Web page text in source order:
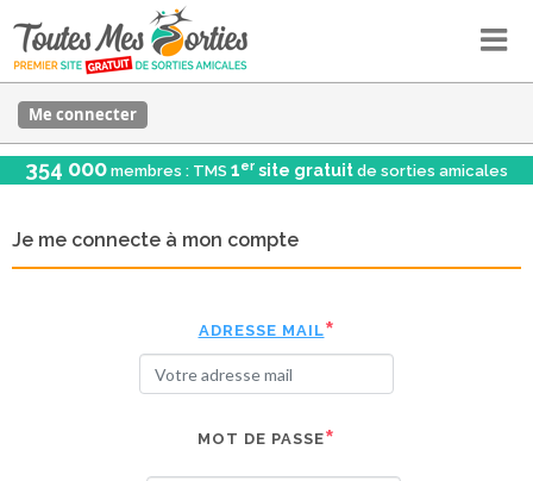
Me connecter
354 000 membres : TMS 1er site gratuit de sorties amicales
Je me connecte à mon compte
ADRESSE MAIL
MOT DE PASSE